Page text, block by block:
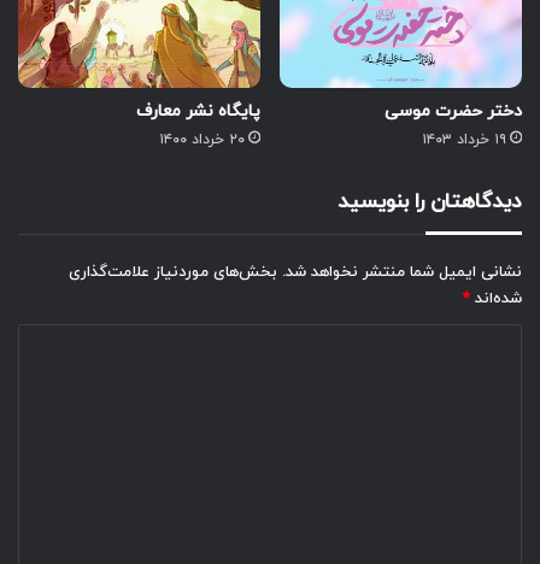
دختر حضرت موسی
۱۹ خرداد ۱۴۰۳
پایگاه نشر معارف
۲۰ خرداد ۱۴۰۰
دیدگاهتان را بنویسید
نشانی ایمیل شما منتشر نخواهد شد. بخش‌های موردنیاز علامت‌گذاری
شده‌اند *